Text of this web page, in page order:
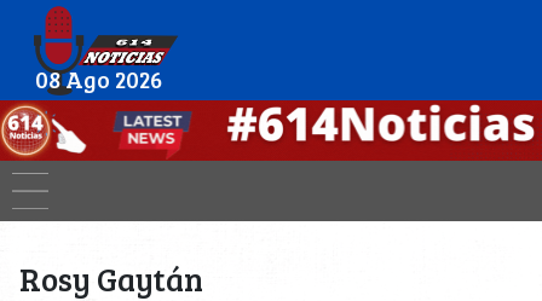
08 Ago 2026
Rosy Gaytán